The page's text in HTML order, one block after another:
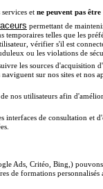
et ne peuvent pas être
permettant de
telles que les
vérifier s'il est
ou les violations de
les sources d'acquisition
sur nos sites et nos
nos utilisateurs afin
interfaces de consultation et
Ads, Critéo, Bing,)
de formations